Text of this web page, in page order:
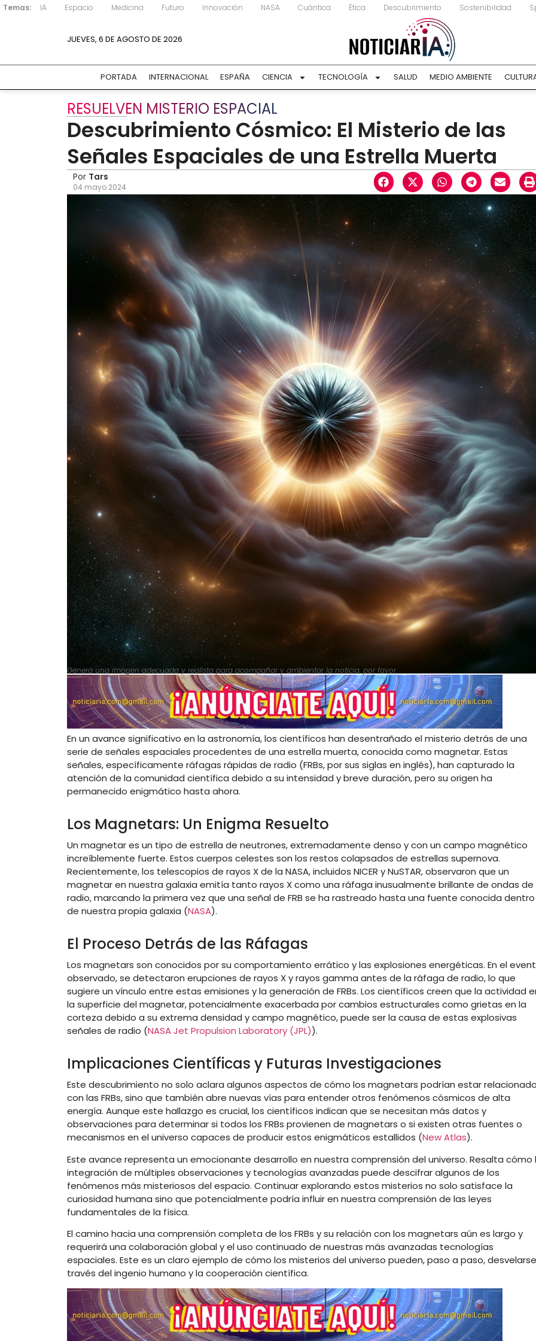
Temas: IA Espacio Medicina Futuro Innovación NASA Cuántica Ética Descubrimiento Sostenibilidad
JUEVES, 6 DE AGOSTO DE 2026
PORTADA INTERNACIONAL ESPAÑA CIENCIA TECNOLOGÍA SALUD MEDIO AMBIENTE
RESUELVEN MISTERIO ESPACIAL
Descubrimiento Cósmico: El Misterio de las
Señales Espaciales de una Estrella Muerta
Por Tars
04 mayo 2024
Genera una imagen adecuada y realista para acompañar y ambientar la noticia, por favor.
En un avance significativo en la astronomía, los científicos han desentrañado el misterio detrás de una
serie de señales espaciales procedentes de una estrella muerta, conocida como magnetar. Estas
señales, específicamente ráfagas rápidas de radio (FRBs, por sus siglas en inglés), han capturado la
atención de la comunidad científica debido a su intensidad y breve duración, pero su origen ha
permanecido enigmático hasta ahora.
Los Magnetars: Un Enigma Resuelto
Un magnetar es un tipo de estrella de neutrones, extremadamente denso y con un campo magnético
increíblemente fuerte. Estos cuerpos celestes son los restos colapsados de estrellas supernova.
Recientemente, los telescopios de rayos X de la NASA, incluidos NICER y NuSTAR, observaron que un
magnetar en nuestra galaxia emitía tanto rayos X como una ráfaga inusualmente brillante de ondas de
radio, marcando la primera vez que una señal de FRB se ha rastreado hasta una fuente conocida dentro
de nuestra propia galaxia​ (NASA)​​​.
El Proceso Detrás de las Ráfagas
Los magnetars son conocidos por su comportamiento errático y las explosiones energéticas. En el
observado, se detectaron erupciones de rayos X y rayos gamma antes de la ráfaga de radio, lo que
sugiere un vínculo entre estas emisiones y la generación de FRBs. Los científicos creen que la actividad
la superficie del magnetar, potencialmente exacerbada por cambios estructurales como grietas en la
corteza debido a su extrema densidad y campo magnético, puede ser la causa de estas explosivas
señales de radio​ (NASA Jet Propulsion Laboratory (JPL))​.
Implicaciones Científicas y Futuras Investigaciones
Este descubrimiento no solo aclara algunos aspectos de cómo los magnetars podrían estar
con las FRBs, sino que también abre nuevas vías para entender otros fenómenos cósmicos de alta
energía. Aunque este hallazgo es crucial, los científicos indican que se necesitan más datos y
observaciones para determinar si todos los FRBs provienen de magnetars o si existen otras fuentes o
mecanismos en el universo capaces de producir estos enigmáticos estallidos​ (New Atlas)​.
Este avance representa un emocionante desarrollo en nuestra comprensión del universo. Resalta cómo
integración de múltiples observaciones y tecnologías avanzadas puede descifrar algunos de los
fenómenos más misteriosos del espacio. Continuar explorando estos misterios no solo satisface la
curiosidad humana sino que potencialmente podría influir en nuestra comprensión de las leyes
fundamentales de la física.
El camino hacia una comprensión completa de los FRBs y su relación con los magnetars aún es largo y
requerirá una colaboración global y el uso continuado de nuestras más avanzadas tecnologías
espaciales. Este es un claro ejemplo de cómo los misterios del universo pueden, paso a paso,
través del ingenio humano y la cooperación científica.